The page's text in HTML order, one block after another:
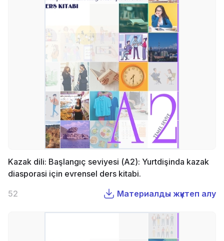
Kazak dili: Başlangıç seviyesi (А2): Yurtdişinda kazak
diasporasi için evrensel ders kitabi.
52
Материалды жүктеп алу